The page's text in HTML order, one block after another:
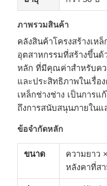
โครงสร้างเหล็กสำเร็จรูป
คลังสินค้าโครงสร้างเหล็
การประชุมเชิงปฏิบัติกา
อาคารโครงสร้างเหล็ก
โครงสร้างเหล็ก
ภาพรวมสินค้า
คลังสินค้าโครงสร้างเห
อุตสาหกรรมที่สร้างขึ้นด้
หลัก ที่มีคุณค่าสําหรับคว
และประสิทธิภาพในเรื่อ
เหล็กช่างช่าง เป็นการ
ถึงการสนับสนุนภายในแ
ข้อจํากัดหลัก
ขนาด
ความยาว
หลังคาที่ส